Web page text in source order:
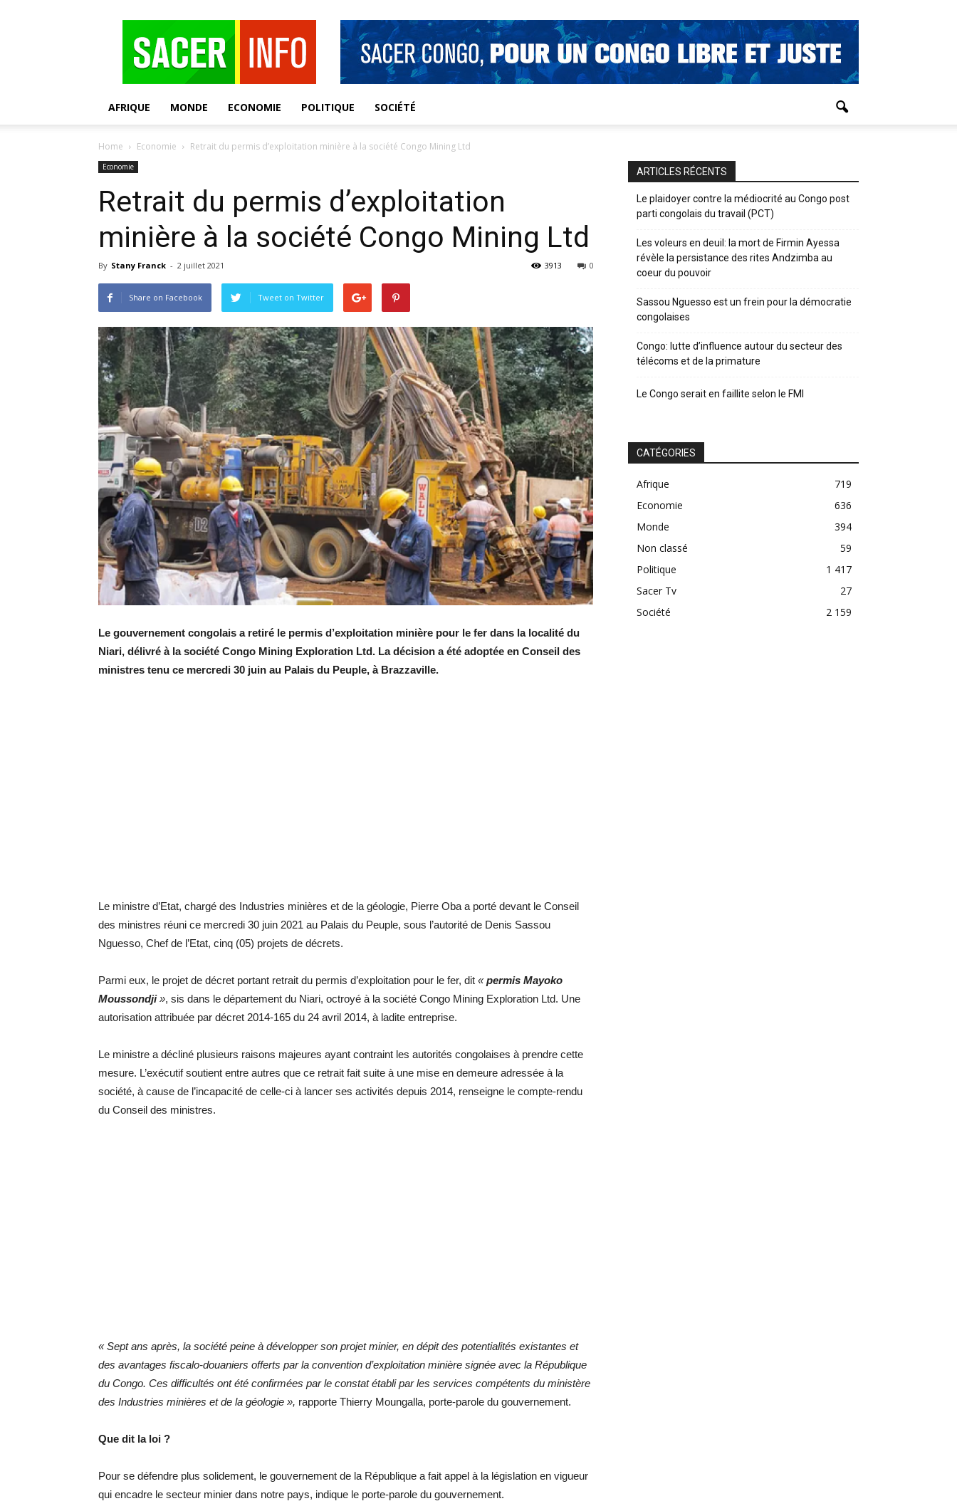
AFRIQUE MONDE ECONOMIE POLITIQUE SOCIÉTÉ
Home Economie Retrait du permis d’exploitation minière à la société Congo Mining Ltd
Economie
Retrait du permis d’exploitation
minière à la société Congo Mining Ltd
By Stany Franck - 2 juillet 2021 0
3913
Share on Facebook Tweet on Twitter
Le gouvernement congolais a retiré le permis d’exploitation minière pour le fer dans la localité du
Niari, délivré à la société Congo Mining Exploration Ltd. La décision a été adoptée en Conseil des
ministres tenu ce mercredi 30 juin au Palais du Peuple, à Brazzaville.
Le ministre d’Etat, chargé des Industries minières et de la géologie, Pierre Oba a porté devant le Conseil
des ministres réuni ce mercredi 30 juin 2021 au Palais du Peuple, sous l’autorité de Denis Sassou
Nguesso, Chef de l’Etat, cinq (05) projets de décrets.
Parmi eux, le projet de décret portant retrait du permis d’exploitation pour le fer, dit «permis Mayoko
Moussondji», sis dans le département du Niari, octroyé à la société Congo Mining Exploration Ltd. Une
autorisation attribuée par décret 2014-165 du 24 avril 2014, à ladite entreprise.
Le ministre a décliné plusieurs raisons majeures ayant contraint les autorités congolaises à prendre cette
mesure. L’exécutif soutient entre autres que ce retrait fait suite à une mise en demeure adressée à la
société, à cause de l’incapacité de celle-ci à lancer ses activités depuis 2014, renseigne le compte-rendu
du Conseil des ministres.
« Sept ans après, la société peine à développer son projet minier, en dépit des potentialités existantes et
des avantages fiscalo-douaniers offerts par la convention d’exploitation minière signée avec la République
du Congo. Ces difficultés ont été confirmées par le constat établi par les services compétents du ministère
des Industries minières et de la géologie », rapporte Thierry Moungalla, porte-parole du gouvernement.
Que dit la loi ?
Pour se défendre plus solidement, le gouvernement de la République a fait appel à la législation en vigueur
qui encadre le secteur minier dans notre pays, indique le porte-parole du gouvernement.
ARTICLES RÉCENTS
Le plaidoyer contre la médiocrité au Congo post
parti congolais du travail (PCT)
Les voleurs en deuil: la mort de Firmin Ayessa
révèle la persistance des rites Andzimba au
coeur du pouvoir
Sassou Nguesso est un frein pour la démocratie
congolaises
Congo: lutte d’influence autour du secteur des
télécoms et de la primature
Le Congo serait en faillite selon le FMI
CATÉGORIES
Afrique
719
Economie
636
Monde
394
Non classé
59
Politique
1 417
Sacer Tv
27
Société
2 159